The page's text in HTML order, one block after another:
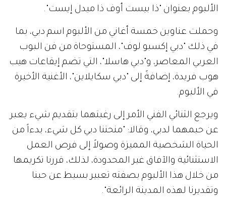
الألبوم بعنوان "ذا بيست أوف ذا ميدل إيست".
وحملت عناوين خمسة أغاني من الألبوم اسم دبي، بما
في ذلك "دبي إكسبو لوف"، المستوحاة من فن البوب
العربي المعاصر، و"دبي هاسلا"، التي تضم إيقاعات هيب
هوب فريدة، إضافةً إلى "دبي سكايلاين"، الأغنية الأخيرة
في الألبوم.
ويرجع الثنائي الفني الأمر إلى رغبتهما بتقديم شيء يعبر
عن حبمهما لدبي، وقالا: "منحتنا دبي كل شيء، بدءاً من
الحياة الشخصية المميزة وصولاً إلى فرص العمل
الاستثنائية والآفاق غير المحدودة، لذلك، قررنا تكريمها
من خلال هذا الألبوم بصفته تعبير بسيط عن حبنا
وتقديرنا لهذه المدينة الرائعة".